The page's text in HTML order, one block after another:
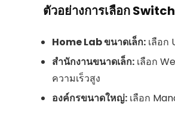
ตัวอย่างการเลือก
Home Lab ขนาดเล็ก: เลือก
สำนักงานขนาดเล็ก: เลือก
ความเร็วสูง
องค์กรขนาดใหญ่: เลือก